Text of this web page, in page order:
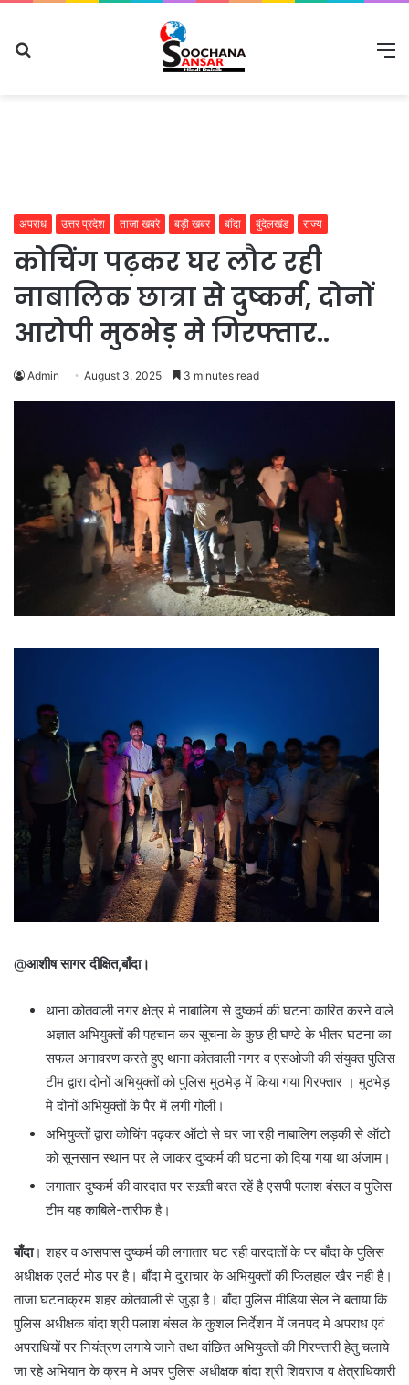
अपराध उत्तर प्रदेश ताजा खबरे बड़ी खबर बाँदा बुंदेलखंड राज्य
कोचिंग पढ़कर घर लौट रही
नाबालिक छात्रा से दुष्कर्म, दोनों
आरोपी मुठभेड़ मे गिरफ्तार..
Admin August 3, 2025 3 minutes read
@आशीष सागर दीक्षित,बाँदा।
थाना कोतवाली नगर क्षेत्र मे नाबालिग से दुष्कर्म की घटना कारित करने वाले
अज्ञात अभियुक्तों की पहचान कर सूचना के कुछ ही घण्टे के भीतर घटना का
सफल अनावरण करते हुए थाना कोतवाली नगर व एसओजी की संयुक्त पुलिस
टीम द्वारा दोनों अभियुक्तों को पुलिस मुठभेड़ में किया गया गिरफ्तार । मुठभेड़
मे दोनों अभियुक्तों के पैर में लगी गोली।
अभियुक्तों द्वारा कोचिंग पढ़कर ऑटो से घर जा रही नाबालिग लड़की से ऑटो
को सूनसान स्थान पर ले जाकर दुष्कर्म की घटना को दिया गया था अंजाम।
लगातार दुष्कर्म की वारदात पर सख़्ती बरत रहें है एसपी पलाश बंसल व पुलिस
टीम यह काबिले-तारीफ है।
बाँदा। शहर व आसपास दुष्कर्म की लगातार घट रही वारदातों के पर बाँदा के पुलिस
अधीक्षक एलर्ट मोड पर है। बाँदा मे दुराचार के अभियुक्तों की फिलहाल खैर नही है।
ताजा घटनाक्रम शहर कोतवाली से जुड़ा है। बाँदा पुलिस मीडिया सेल ने बताया कि
पुलिस अधीक्षक बांदा श्री पलाश बंसल के कुशल निर्देशन में जनपद मे अपराध एवं
अपराधियों पर नियंत्रण लगाये जाने तथा वांछित अभियुक्तों की गिरफ्तारी हेतु चलाये
जा रहे अभियान के क्रम मे अपर पुलिस अधीक्षक बांदा श्री शिवराज व क्षेत्राधिकारी